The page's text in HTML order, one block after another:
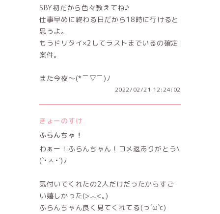
SBY初だから色々教えてね♪
仕事早めに終わる日だから18時に行けると
思うよ。
もうドリタイ×2してラストまでいるの確定
案件。
また今夜～(*￣▽￣)ﾉ
2022/02/21 12:24:02
きょーのすけ
ふらんちゃ！
わぁー！ふらんちゃん！コメ返ありがとう\
(`•ㅅ•´)ﾉ
気付いてくれたの2人だけだったからすご
い嬉しかった(>︿<｡)
ふらんちゃん良く見てくれてる‪(っ´ω`c)